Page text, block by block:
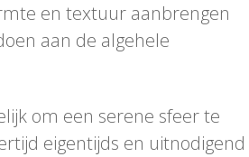
en textuur aanbrengen
aan de algehele
om een serene sfeer te
eigentijds en uitnodigend